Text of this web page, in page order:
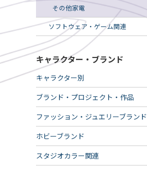
その他家電
ソフトウェア・ゲーム関連
キャラクター・ブランド
キャラクター別
ブランド・プロジェクト・作品
ファッション・ジュエリーブランド
ホビーブランド
スタジオカラー関連